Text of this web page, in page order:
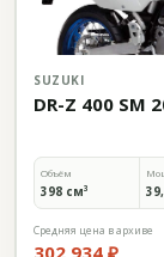
SUZUKI
DR-Z 400 SM
Объём
398 см³
Средняя цена в архиве
302 934 ₽